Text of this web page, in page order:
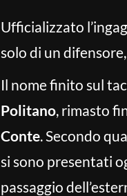
Ufficializzato
solo di un
Il nome finito sul
Politano, rimasto
Conte. Secondo
si sono presentati
passaggio